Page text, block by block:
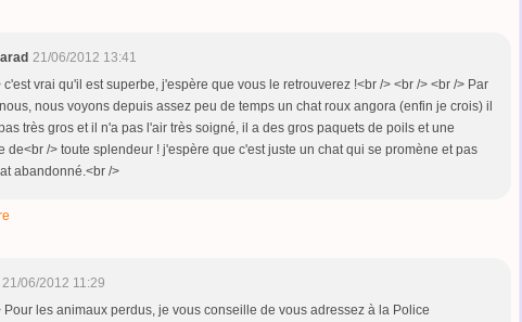
21/06/2012 13:41
c'est vrai qu'il est superbe, j'espère que vous le retrouverez !<br /> <br /> <br /> Par
nous voyons depuis assez peu de temps un chat roux angora (enfin je crois) il
très gros et il n'a pas l'air très soigné, il a des gros paquets de poils et une
de<br /> toute splendeur ! j'espère que c'est juste un chat qui se promène et pas
abandonné.<br />
21/06/2012 11:29
Pour les animaux perdus, je vous conseille de vous adressez à la Police